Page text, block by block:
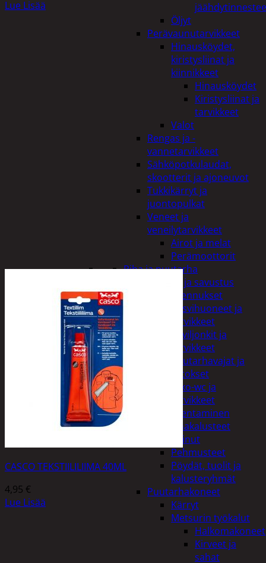
Öljyt
Perävaunutarvikkeet
Hinausköydet,
kiristysliinat ja
kiinnikkeet
Hinausköydet
Kiristysliinat ja
tarvikkeet
Valot
Rengas ja -
vannetarvikkeet
Sähköpotkulaudat,
skootterit ja ajoneuvot
Tukkikärryt ja
juontopulkat
Veneet ja
veneilytarvikkeet
Airot ja melat
Perämoottorit
Piha ja puutarha
Grillaus ja savustus
Piharakennukset
Kasvihuoneet ja
tarvikkeet
Paviljonkit ja
tarvikkeet
Puutarhavajat ja
katokset
Ulko-wc ja
tarvikkeet
Piharakentaminen
Puutarhakalusteet
Keinut
Pehmusteet
Pöydät, tuolit ja
kalusteryhmät
Puutarhakoneet
Kärryt
Metsurin työkalut
Halkomakoneet
Kirveet ja
sahat
Lue Lisää
CASCO TEKSTIILILIIMA 40ML
4,95 €
Lue Lisää